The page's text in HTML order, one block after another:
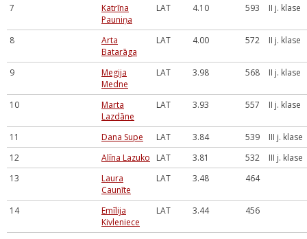
7
Katrīna
Pauniņa
LAT 4.10 593 II j. klase
8
Arta
Batarāga
LAT 4.00 572 II j. klase
9
Megija
Medne
LAT 3.98 568 II j. klase
10
Marta
Lazdāne
LAT 3.93 557 II j. klase
11 Dana Supe LAT 3.84 539
III j. klase
12
Alīna Lazuko LAT 3.81 532
III j. klase
13
Laura
Caunīte
LAT 3.48 464
14
Emīlija
Kivleniece
LAT 3.44 456